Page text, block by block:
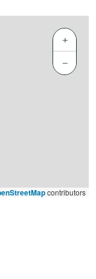
+
−
contributors